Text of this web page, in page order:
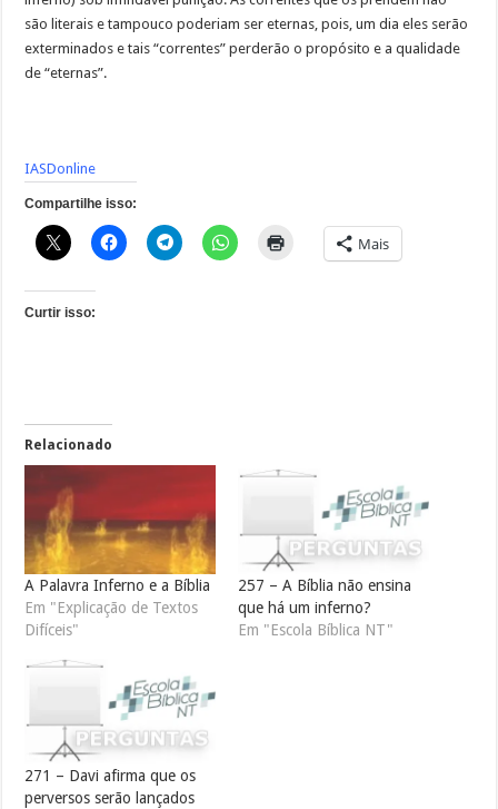
são literais e tampouco poderiam ser eternas, pois, um dia eles serão
exterminados e tais “correntes” perderão o propósito e a qualidade
de “eternas”.
IASDonline
Compartilhe isso:
Mais
Curtir isso:
Relacionado
A Palavra Inferno e a Bíblia
Em "Explicação de Textos
Difíceis"
257 – A Bíblia não ensina
que há um inferno?
Em "Escola Bíblica NT"
271 – Davi afirma que os
perversos serão lançados